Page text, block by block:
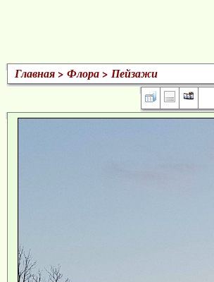
Главная> Флора> Пейзажи